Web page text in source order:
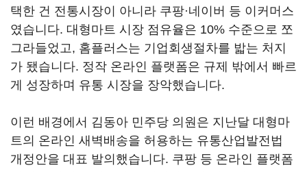
택한 건 전통시장이 아니라 쿠팡·네이버 등 이커머스
였습니다. 대형마트 시장 점유율은 10% 수준으로 쪼
그라들었고, 홈플러스는 기업회생절차를 밟는 처지
가 됐습니다. 정작 온라인 플랫폼은 규제 밖에서 빠르
게 성장하며 유통 시장을 장악했습니다.
이런 배경에서 김동아 민주당 의원은 지난달 대형마
트의 온라인 새벽배송을 허용하는 유통산업발전법
개정안을 대표 발의했습니다. 쿠팡 등 온라인 플랫폼